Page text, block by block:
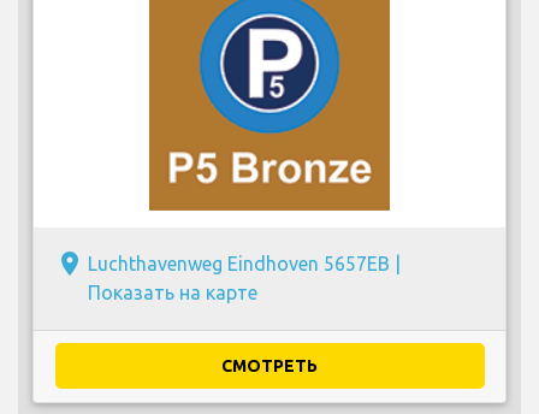
place Luchthavenweg Eindhoven 5657EB |
Показать на карте
СМОТРЕТЬ